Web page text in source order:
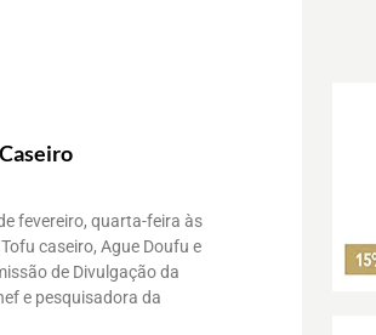
fevereiro, quarta-feira às
caseiro, Ague Doufu e
de Divulgação da
e pesquisadora da